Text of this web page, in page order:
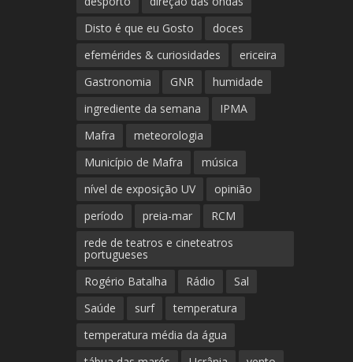
Disto é que eu Gosto
doces
efemérides & curiosidades
ericeira
Gastronomia
GNR
humidade
ingrediente da semana
IPMA
Mafra
meteorologia
Município de Mafra
música
nível de exposição UV
opinião
período
preia-mar
RCM
rede de teatros e cineteatros
portugueses
Rogério Batalha
Rádio
Sal
Saúde
surf
temperatura
temperatura média da água